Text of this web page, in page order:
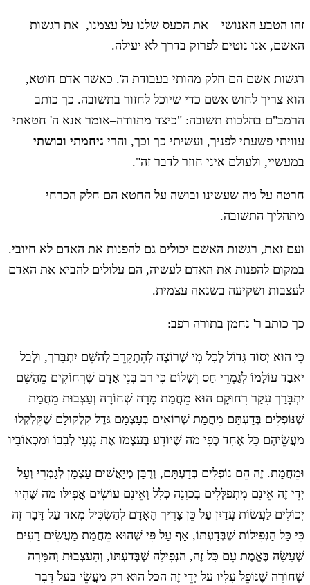
זהו הטבע האנושי – את הכעס שלנו על עצמנו, את רגשות
האשם, אנו נוטים לפרוק בדרך לא יעילה.
רגשות אשם הם חלק מהותי בעבודת ה'. כאשר אדם חוטא,
הוא צריך לחוש אשם כדי שיוכל לחזור בתשובה. כך כותב
הרמב"ם בהלכות תשובה: "כיצד מתוודה–אומר אנא ה' חטאתי
עוויתי פשעתי לפניך, ועשיתי כך וכך, והרי ניחמתי ובושתי
במעשיי, ולעולם איני חוזר לדבר זה".
חרטה על מה שעשינו ובושה על החטא הם חלק הכרחי
מתהליך התשובה.
ועם זאת, רגשות האשם יכולים גם להפנות את האדם לא חיובי.
במקום להפנות את האדם לעשיה, הם עלולים להביא את האדם
לעצבות ושקיעה בשנאה עצמית.
כך כותב ר' נחמן בתורה רפב:
כִּי הוּא יְסוֹד גָּדוֹל לְכָל מִי שֶׁרוֹצֶה לְהִתְקָרֵב לְהַשֵּׁם יִתְבָּרַך, וּלְבַל
יאבַד עוֹלָמוֹ לְגַמְרֵי חַס וְשָׁלוֹם כִּי רב בְּנֵי אָדָם שֶׁרְחוֹקִים מֵהַשֵּׁם
יִתְבָּרַך עִקַּר רִחוּקָם הוּא מֵחֲמַת מָרָה שְׁחוֹרָה וְעַצְבוּת מֵחֲמַת
שֶׁנּוֹפְלִים בְּדַעְתָּם מֵחֲמַת שֶׁרוֹאִים בְּעַצְמָם גּדֶל קִלְקוּלָם שֶׁקִּלְקְלוּ
מַעֲשֵׂיהֶם כָּל אֶחָד כְּפִי מַה שֶּׁיּוֹדֵעַ בְּעַצְמוֹ אֶת נִגְעֵי לְבָבוֹ וּמַכְאוֹבָיו
וּמֵחֲמַת. זֶה הֵם נוֹפְלִים בְּדַעְתָּם, וְרֻבָּן מְיָאֲשִׁים עַצְמָן לְגַמְרֵי וְעַל
יְדֵי זֶה אֵינָם מִתְפַּלְּלִים בְּכַוָּנָה כְּלָל וְאֵינָם עוֹשִׂים אֲפִילּוּ מַה שֶּׁהָיוּ
יְכוֹלִים לַעֲשׂוֹת עֲדַיִן עַל כֵּן צָרִיך הָאָדָם לְהַשְׂכִּיל מְאד עַל דָּבָר זֶה
כִּי כָּל הַנְּפִילוֹת שֶׁבְּדַעְתּוֹ, אַף עַל פִּי שֶׁהוּא מֵחֲמַת מַעֲשִׂים רָעִים
שֶׁעָשָׂה בֶּאֱמֶת עִם כָּל זֶה, הַנְּפִילָה שֶׁבְּדַעְתּוֹ, וְהָעַצְבוּת וְהַמָּרָה
שְׁחוֹרָה שֶׁנּוֹפֵל עָלָיו עַל יְדֵי זֶה הַכּל הוּא רַק מַעֲשֵׂי בַּעַל דָּבָר